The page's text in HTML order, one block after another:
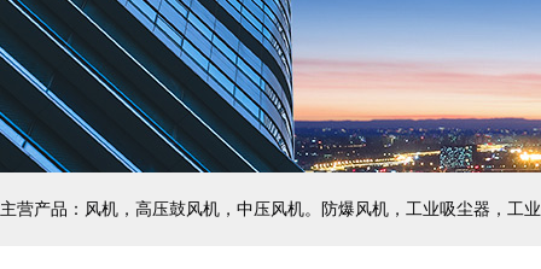
主营产品：风机，高压鼓风机，中压风机。防爆风机，工业吸尘器，工